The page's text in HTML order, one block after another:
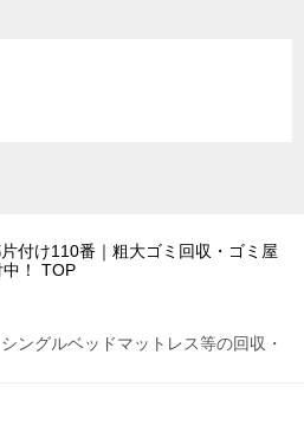
付け110番｜粗大ゴミ回収・ゴミ屋
！
TOP
ングルベッドマットレス等の回収・